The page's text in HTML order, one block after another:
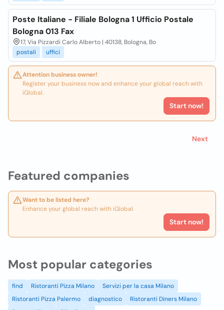
Featured companies
Want to be listed here?
Enhance your global reach with iGlobal.
Start now!
Poste Italiane - Filiale Bologna 1 Ufficio Postale
Bologna 013 Fax
17, Via Pizzardi Carlo Alberto | 40138, Bologna, Bo
postali
uffici
Attention business owner!
Register your business now and enhance your global reach with
iGlobal.
Start now!
Next
Most popular categories
find Ristoranti Pizza Milano
Servizi per la casa Milano
Ristoranti Pizza Palermo
diagnostico
Ristoranti Diners Milano